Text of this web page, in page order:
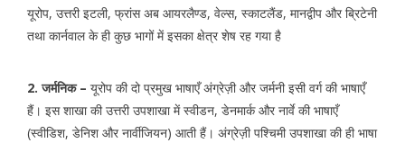
यूरोप, उत्तरी इटली, फ्रांस अब आयरलैण्ड, वेल्स, स्काटलैंड, मानद्वीप और ब्रिटेनी
तथा कार्नवाल के ही कुछ भागों में इसका क्षेत्र शेष रह गया है
2. जर्मनिक – यूरोप की दो प्रमुख भाषाएँ अंग्रेज़ी और जर्मनी इसी वर्ग की भाषाएँ
हैं। इस शाखा की उत्तरी उपशाखा में स्वीडन, डेनमार्क और नार्वे की भाषाएँ
(स्वीडिश, डेनिश और नार्वीजियन) आती हैं। अंग्रेज़ी पश्चिमी उपशाखा की ही भाषा